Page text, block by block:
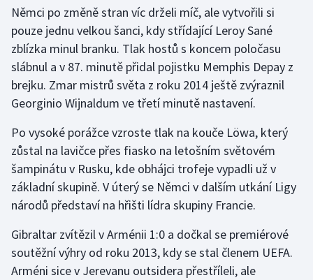
Jezdectví
Judo
Krasobruslení
Lezení
Lyže a snowboard
Moderní pětiboj
Motorsport
Olympijské hry
Němci po změně stran víc drželi míč, ale vytvořili si
pouze jednu velkou šanci, kdy střídající Leroy Sané
zblízka minul branku. Tlak hostů s koncem poločasu
slábnul a v 87. minutě přidal pojistku Memphis Depay z
brejku. Zmar mistrů světa z roku 2014 ještě zvýraznil
Georginio Wijnaldum ve třetí minutě nastavení.
Po vysoké porážce vzroste tlak na kouče Löwa, který
zůstal na lavičce přes fiasko na letošním světovém
šampinátu v Rusku, kde obhájci trofeje vypadli už v
základní skupině. V úterý se Němci v dalším utkání Ligy
národů představí na hřišti lídra skupiny Francie.
Gibraltar zvítězil v Arménii 1:0 a dočkal se premiérové
soutěžní výhry od roku 2013, kdy se stal členem UEFA.
Arméni sice v Jerevanu outsidera přestříleli, ale